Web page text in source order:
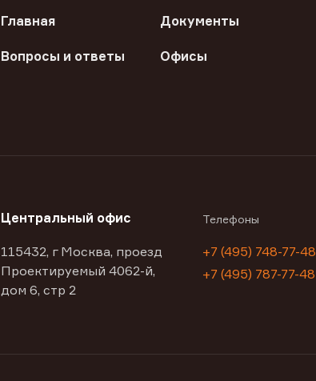
Главная Документы
Вопросы и ответы Офисы
Центральный офис
115432, г Москва, проезд
Проектируемый 4062-й,
дом 6, стр 2
Телефоны
+7 (495) 748-77-48
+7 (495) 787-77-48